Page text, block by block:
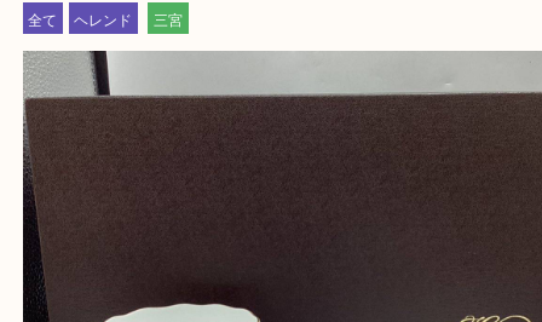
公開日:2023/10/13 最終更新日:2025/07/15
ヘレンド カップ＆ソーサー（
N/A
全て
ヘレンド 三宮